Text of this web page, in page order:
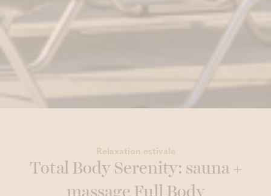
Relaxation estivale
Total Body Serenity: sauna +
massage Full Body